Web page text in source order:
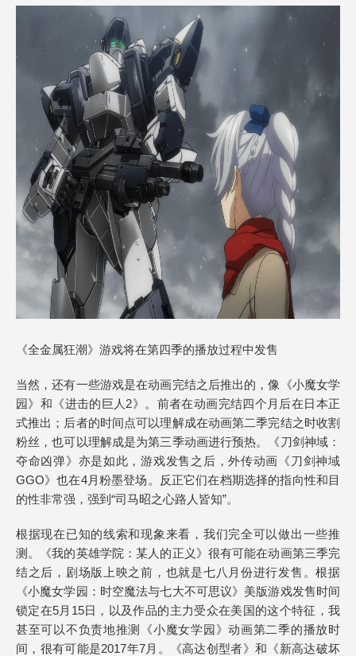
《全金属狂潮》游戏将在第四季的播放过程中发售
当然，还有一些游戏是在动画完结之后推出的，像《小魔女学
园》和《进击的巨人2》。前者在动画完结四个月后在日本正
式推出；后者的时间点可以理解成在动画第二季完结之时收割
粉丝，也可以理解成是为第三季动画进行预热。《刀剑神域：
夺命凶弹》亦是如此，游戏发售之后，外传动画《刀剑神域
GGO》也在4月粉墨登场。反正它们在档期选择的指向性和目
的性非常强，强到“司马昭之心路人皆知”。
根据现在已知的线索和现象来看，我们完全可以做出一些推
测。《我的英雄学院：某人的正义》很有可能在动画第三季完
结之后，剧场版上映之前，也就是七八月份进行发售。根据
《小魔女学园：时空魔法与七大不可思议》美版游戏发售时间
锁定在5月15日，以及作品的主力受众在美国的这个特征，我
甚至可以不负责地推测《小魔女学园》动画第二季的播放时
间，很有可能是2017年7月。《高达创型者》和《新高达破坏